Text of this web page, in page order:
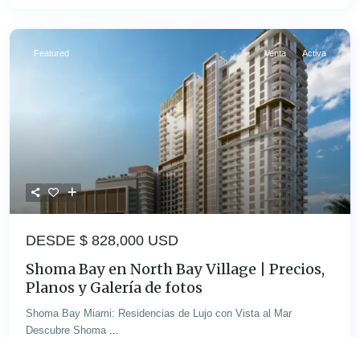
Featured Venta Activa
DESDE $ 828,000 USD
Shoma Bay en North Bay Village | Precios,
Planos y Galería de fotos
Shoma Bay Miami: Residencias de Lujo con Vista al Mar
Descubre Shoma